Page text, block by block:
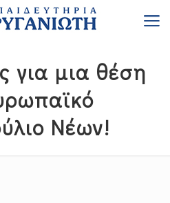
για μια θέση
Νέων!